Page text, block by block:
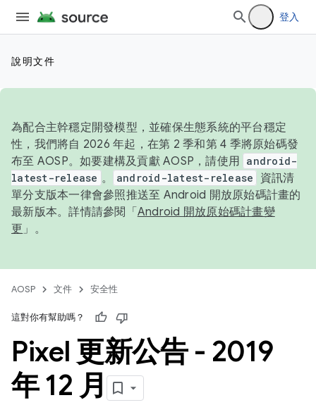
登入
說明文件
為配合主幹穩定開發模型，並確保生態系統的平台穩定
性，我們將自 2026 年起，在第 2 季和第 4 季將原始碼發
布至 AOSP。如要建構及貢獻 AOSP，請使用 android-
latest-release 。 android-latest-release
資訊清
單分支版本一律會參照推送至 Android 開放原始碼計畫的
最新版本。詳情請參閱「 Android 開放原始碼計畫變
更 」。
AOSP 文件 安全性
這對你有幫助嗎？
Pixel 更新公告 - 2019
年 12 月